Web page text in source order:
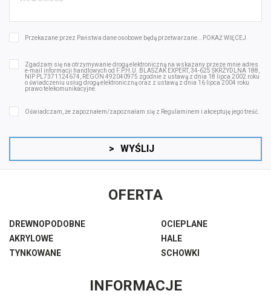
Przekazane przez Państwa dane osobowe będą przetwarzane... POKAŻ WIĘCEJ
Zgadzam się na otrzymywanie drogą elektroniczną na wskazany przeze mnie adres
e-mail informacji handlowych od F.P.H.U. BLASZAK EXPERT, 34-625 SKRZYDLNA 188,
NIP PL7371124674, REGON 492040975 zgodnie z ustawą z dnia 18 lipca 2002 roku
o świadczeniu usług drogą elektroniczną oraz z ustawą z dnia 16 lipca 2004 roku
prawo telekomunikacyjne.
Oświadczam, że zapoznałem/zapoznałam się z Regulaminem i akceptuję jego treść.
> WYŚLIJ
OFERTA
DREWNOPODOBNE
OCIEPLANE
AKRYLOWE
HALE
TYNKOWANE
SCHOWKI
INFORMACJE